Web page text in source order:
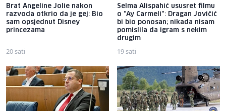
Brat Angeline Jolie nakon
razvoda otkrio da je gej: Bio
sam opsjednut Disney
princezama
20 sati
Selma Alispahić ususret filmu
o "Ay Carmeli": Dragan Jovičić
bi bio ponosan; nikada nisam
pomislila da igram s nekim
drugim
19 sati